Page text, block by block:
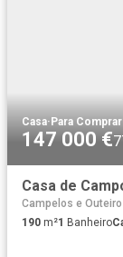
Casa·Para Comprar
147 000 €
Campelos e
190 m²1 Banheiro